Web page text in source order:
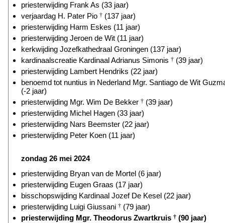
priesterwijding Frank As (33 jaar)
verjaardag H. Pater Pio † (137 jaar)
priesterwijding Harm Eskes (11 jaar)
priesterwijding Jeroen de Wit (11 jaar)
kerkwijding Jozefkathedraal Groningen (137 jaar)
kardinaalscreatie Kardinaal Adrianus Simonis † (39 jaar)
priesterwijding Lambert Hendriks (22 jaar)
benoemd tot nuntius in Nederland Mgr. Santiago de Wit
(-2 jaar)
priesterwijding Mgr. Wim De Bekker † (39 jaar)
priesterwijding Michel Hagen (33 jaar)
priesterwijding Nars Beemster (22 jaar)
priesterwijding Peter Koen (11 jaar)
zondag 26 mei 2024
priesterwijding Bryan van de Mortel (6 jaar)
priesterwijding Eugen Graas (17 jaar)
bisschopswijding Kardinaal Jozef De Kesel (22 jaar)
priesterwijding Luigi Giussani † (79 jaar)
priesterwijding Mgr. Theodorus Zwartkruis † (90 jaar)